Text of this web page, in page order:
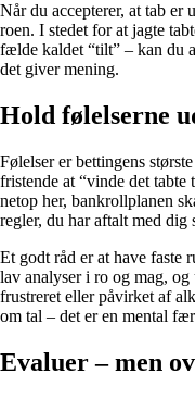
Når du accepterer, at tab er
roen. I stedet for at jagte
fælde kaldet “tilt” – kan du
det giver mening.
Hold følelserne
Følelser er bettingens
fristende at “vinde det tabte
netop her, bankrollplanen
regler, du har aftalt med
Et godt råd er at have faste
lav analyser i ro og mag,
frustreret eller påvirket af
om tal – det er en mental
Evaluer – men